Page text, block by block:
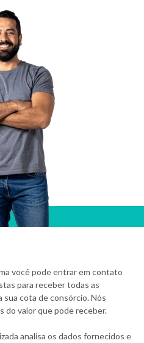
você pode entrar em contato
para receber todas as
sua cota de consórcio. Nós
do valor que pode receber.
analisa os dados fornecidos e